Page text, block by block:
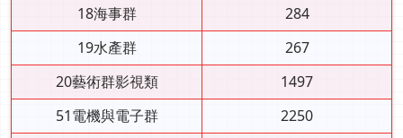
18海事群
284
19水產群
267
20藝術群影視類
1497
51電機與電子群
2250